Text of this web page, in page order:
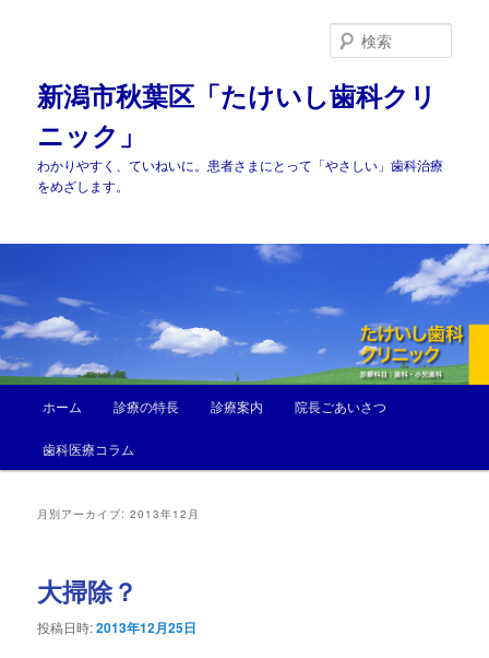
動
新潟市秋葉区「たけいし歯科クリ
ニック」
わかりやすく、ていねいに。患者さまにとって「やさしい」歯科治療
をめざします。
索
メ
ホーム 診療の特長 診療案内 院長ごあいさつ
歯科医療コラム
月別アーカイブ:2013年12月
大掃除？
投稿日時:2013年12月25日